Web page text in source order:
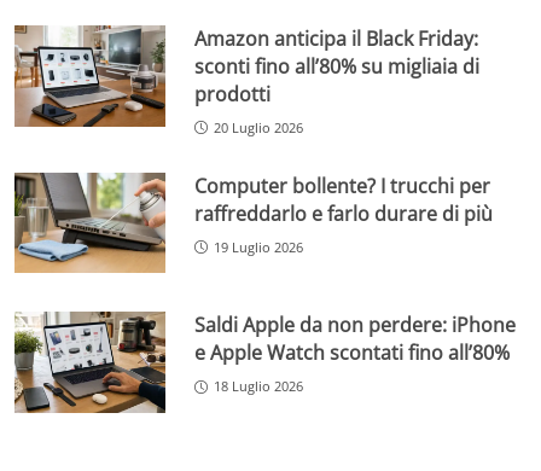
Amazon anticipa il Black Friday:
sconti fino all’80% su migliaia di
prodotti
20 Luglio 2026
Computer bollente? I trucchi per
raffreddarlo e farlo durare di più
19 Luglio 2026
Saldi Apple da non perdere: iPhone
e Apple Watch scontati fino all’80%
18 Luglio 2026